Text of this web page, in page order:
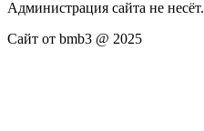
Администрация сайта не несёт.
Сайт от bmb3 @ 2025